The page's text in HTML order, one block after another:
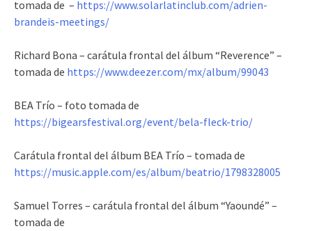
tomada de – https://www.solarlatinclub.com/adrien-
brandeis-meetings/
Richard Bona – carátula frontal del álbum “Reverence” –
tomada de https://www.deezer.com/mx/album/99043
BEA Trío – foto tomada de
https://bigearsfestival.org/event/bela-fleck-trio/
Carátula frontal del álbum BEA Trío – tomada de
https://music.apple.com/es/album/beatrio/1798328005
Samuel Torres – carátula frontal del álbum “Yaoundé” –
tomada de